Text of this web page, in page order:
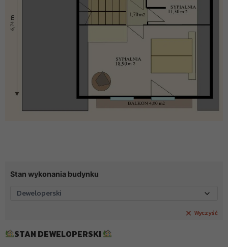
Stan wykonania budynku
Wyczyść
STAN DEWELOPERSKI